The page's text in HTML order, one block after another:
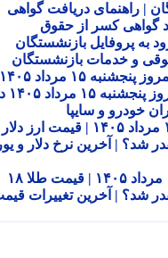
دریافت گواهی
کسر از حقوق
پروفایل بازنشستگان
و خدمات بازنشستگان
قیمت خودروهای ایران خودرو سایپا امروز پنجشنبه ۱۵ مرداد ۱۴۰۵ |
قیمت خودروهای ایران خودرو سایپا امروز پنجشنبه ۱۵ مرداد ۱۴۰۵ در
و سایپا
قیمت ارز دلار یورو امروز پنجشنبه ۱۵ مرداد ۱۴۰۵ | قیمت ارز دلار
۱۵ مرداد ۱۴۰۵ چقدر شد؟ | آخرین نرخ دلار و یورو
قیمت طلا ۱۸ عیار امروز پنجشنبه ۱۵ مرداد ۱۴۰۵ | قیمت طلا ۱۸
۱۵ مرداد ۱۴۰۵ چقدر شد؟ | آخرین تغییرات قیمت